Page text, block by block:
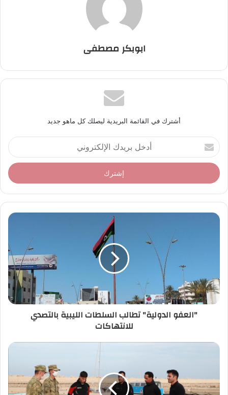
ابوبكر مصطفى
أشترك في القائمة البريدية ليصلك كل ماهو جديد
أ
د
خ
ل
ر
د
ك
ت
ر
"العفو الدولية" تطالب السلطات الليبية بالتصدي
للانتهاكات